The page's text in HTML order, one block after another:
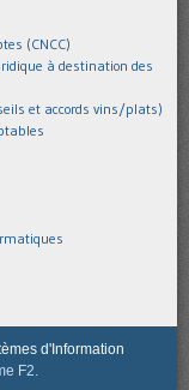
(CNCC)
à destination des
et accords vins/plats)
d'Information
F2.